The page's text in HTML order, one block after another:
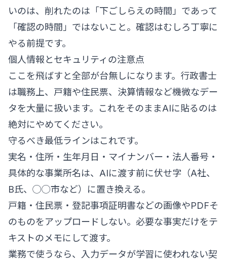
いのは、削れたのは「下ごしらえの時間」であって
「確認の時間」ではないこと。確認はむしろ丁寧に
やる前提です。
個人情報とセキュリティの注意点
ここを飛ばすと全部が台無しになります。行政書士
は職務上、戸籍や住民票、決算情報など機微なデー
タを大量に扱います。これをそのままAIに貼るのは
絶対にやめてください。
守るべき最低ラインはこれです。
実名・住所・生年月日・マイナンバー・法人番号・
具体的な事業所名は、AIに渡す前に伏せ字（A社、
B氏、◯◯市など）に置き換える。
戸籍・住民票・登記事項証明書などの画像やPDFそ
のものをアップロードしない。必要な事実だけをテ
キストのメモにして渡す。
業務で使うなら、入力データが学習に使われない契